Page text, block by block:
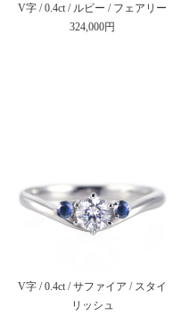
V字 / 0.4ct / ルビー / フェアリー
324,000円
V字 / 0.4ct / サファイア / スタイ
リッシュ